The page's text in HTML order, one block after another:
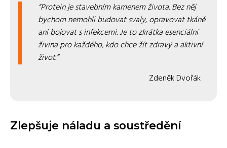
Protein je stavebním kamenem života. Bez něj
bychom nemohli budovat svaly, opravovat tkáně
ani bojovat s infekcemi. Je to zkrátka esenciální
živina pro každého, kdo chce žít zdravý a aktivní
život.
Zdeněk Dvořák
Zlepšuje náladu a soustředění